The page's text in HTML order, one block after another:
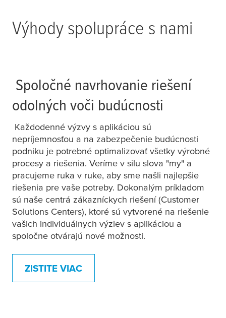
Výhody spolupráce s nami
Spoločné navrhovanie riešení
odolných voči budúcnosti
Každodenné výzvy s aplikáciou sú
nepríjemnosťou a na zabezpečenie budúcnosti
podniku je potrebné optimalizovať všetky výrobné
procesy a riešenia. Veríme v silu slova "my" a
pracujeme ruka v ruke, aby sme našli najlepšie
riešenia pre vaše potreby. Dokonalým príkladom
sú naše centrá zákazníckych riešení (Customer
Solutions Centers), ktoré sú vytvorené na riešenie
vašich individuálnych výziev s aplikáciou a
spoločne otvárajú nové možnosti.
ZISTITE VIAC